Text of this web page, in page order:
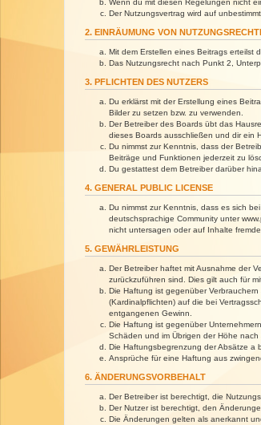
Wenn du mit diesen Regelungen nicht
Der Nutzungsvertrag wird auf
2. EINRÄUMUNG VON
Mit dem Erstellen eines Beitrags erteilst
Das Nutzungsrecht nach Punkt 2,
3. PFLICHTEN DES NUTZERS
Du erklärst mit der Erstellung eines
Bilder zu setzen bzw. zu verwenden.
Der Betreiber des Boards übt das
dieses Boards ausschließen und dir ein
Du nimmst zur Kenntnis, dass der
Beiträge und Funktionen jederzeit zu
Du gestattest dem Betreiber darüber
4. GENERAL PUBLIC LICENSE
Du nimmst zur Kenntnis, dass es sich
deutschsprachige Community unter
nicht untersagen oder auf Inhalte
5. GEWÄHRLEISTUNG
Der Betreiber haftet mit Ausnahme der
zurückzuführen sind. Dies gilt auch für
Die Haftung ist gegenüber
(Kardinalpflichten) auf die bei
entgangenen Gewinn.
Die Haftung ist gegenüber
Schäden und im Übrigen der Höhe
Die Haftungsbegrenzung der Absätze a
Ansprüche für eine Haftung aus
6. ÄNDERUNGSVORBEHALT
Der Betreiber ist berechtigt, die
Der Nutzer ist berechtigt, den
Die Änderungen gelten als anerkannt